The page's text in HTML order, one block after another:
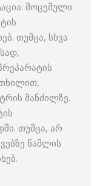
მოცემული
თუმცა, სხვა
მანძილზე.
თუმცა, არ
წამლის